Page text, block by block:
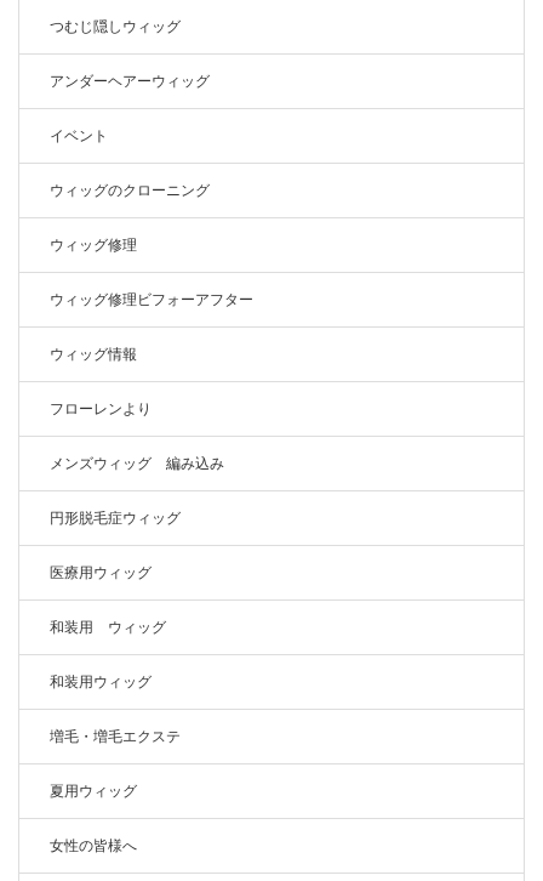
つむじ隠しウィッグ
アンダーヘアーウィッグ
イベント
ウィッグのクローニング
ウィッグ修理
ウィッグ修理ビフォーアフター
ウィッグ情報
フローレンより
メンズウィッグ 編み込み
円形脱毛症ウィッグ
医療用ウィッグ
和装用 ウィッグ
和装用ウィッグ
増毛・増毛エクステ
夏用ウィッグ
女性の皆様へ